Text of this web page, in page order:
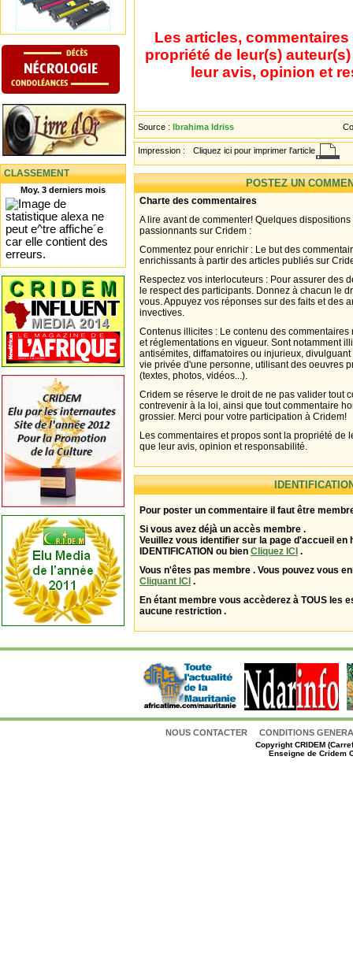
CLASSEMENT
Moy. 3 derniers mois
Les articles,
propriété de leur(s)
leur avis, opinion et
Source : Ibrahima Idriss
Impression : Cliquez ici pour imprimer l'article
POSTEZ UN
Charte des commentaires
A lire avant de commenter! Quelques
passionnants sur Cridem :
Commentez pour enrichir : Le but des
enrichissants à partir des articles publiés sur
Respectez vos interlocuteurs : Pour assurer des
le respect des participants. Donnez à chacun le
vous. Appuyez vos réponses sur des faits et des
invectives.
Contenus illicites : Le contenu des
et réglementations en vigueur. Sont notamment
antisémites, diffamatoires ou injurieux,
vie privée d'une personne, utilisant des oeuvres
(textes, photos, vidéos...).
Cridem se réserve le droit de ne pas valider tout
contrevenir à la loi, ainsi que tout commentaire
grossier. Merci pour votre participation à Cridem!
Les commentaires et propos sont la propriété de
que leur avis, opinion et responsabilité.
Pour poster un commentaire il faut être
Si vous avez déjà un accès membre .
Veuillez vous identifier sur la page d'accueil en
IDENTIFICATION ou bien Cliquez ICI .
Vous n'êtes pas membre . Vous pouvez vous
Cliquant ICI .
En étant membre vous accèderez à TOUS les
aucune restriction .
NOUS CONTACTER CONDITIONS
CopyrightCRIDEM
Enseigne de Cridem